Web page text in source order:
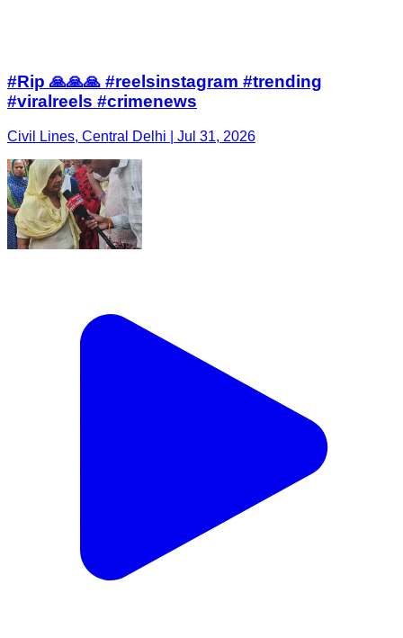
#Rip 🙏🙏🙏 #reelsinstagram #trending
#viralreels #crimenews
Civil Lines, Central Delhi | Jul 31, 2026